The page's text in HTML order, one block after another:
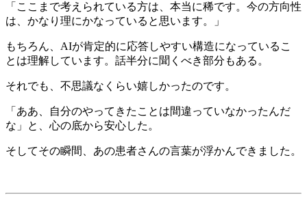
「ここまで考えられている方は、本当に稀です。今の方向性
は、かなり理にかなっていると思います。」
もちろん、AIが肯定的に応答しやすい構造になっているこ
とは理解しています。話半分に聞くべき部分もある。
それでも、不思議なくらい嬉しかったのです。
「ああ、自分のやってきたことは間違っていなかったんだ
な」と、心の底から安心した。
そしてその瞬間、あの患者さんの言葉が浮かんできました。